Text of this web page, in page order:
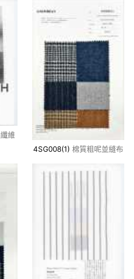
維
4SG008(1) 棉質粗呢並縫布